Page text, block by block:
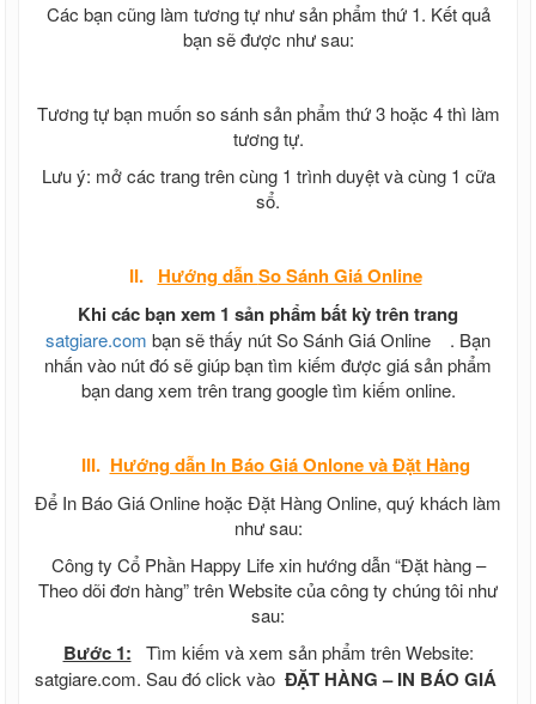
Các bạn cũng làm tương tự như sản phẩm thứ 1. Kết quả
bạn sẽ được như sau:
Tương tự bạn muốn so sánh sản phẩm thứ 3 hoặc 4 thì làm
tương tự.
Lưu ý: mở các trang trên cùng 1 trình duyệt và cùng 1 cữa
sổ.
II. Hướng dẫnSo Sánh Giá Online
Khi các bạn xem 1 sản phẩm bất kỳ trên trang
satgiare.com bạn sẽ thấy nút So Sánh Giá Online
. Bạn
nhấn vào nút đó sẽ giúp bạn tìm kiếm được giá sản phẩm
bạn dang xem trên trang google tìm kiếm online.
III. Hướng dẫn In Báo Giá Onlone và Đặt Hàng
Để In Báo Giá Online hoặc Đặt Hàng Online, quý khách làm
như sau:
Công ty Cổ Phần Happy Life xin hướng dẫn “Đặt hàng –
Theo dõi đơn hàng” trên Website của công ty chúng tôi như
sau:
Bước 1: Tìm kiếm và xem sản phẩm trên Website:
satgiare.com. Sau đó click vào ĐẶT HÀNG – IN BÁO GIÁ